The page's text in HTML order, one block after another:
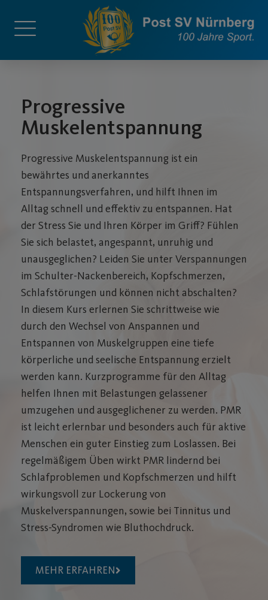
Progressive
Muskelentspannung
Progressive Muskelentspannung ist ein
bewährtes und anerkanntes
Entspannungsverfahren, und hilft Ihnen im
Alltag schnell und effektiv zu entspannen. Hat
der Stress Sie und Ihren Körper im Griff? Fühlen
Sie sich belastet, angespannt, unruhig und
unausgeglichen? Leiden Sie unter Verspannungen
im Schulter-Nackenbereich, Kopfschmerzen,
Schlafstörungen und können nicht abschalten?
In diesem Kurs erlernen Sie schrittweise wie
durch den Wechsel von Anspannen und
Entspannen von Muskelgruppen eine tiefe
körperliche und seelische Entspannung erzielt
werden kann. Kurzprogramme für den Alltag
helfen Ihnen mit Belastungen gelassener
umzugehen und ausgeglichener zu werden. PMR
ist leicht erlernbar und besonders auch für aktive
Menschen ein guter Einstieg zum Loslassen. Bei
regelmäßigem Üben wirkt PMR lindernd bei
Schlafproblemen und Kopfschmerzen und hilft
wirkungsvoll zur Lockerung von
Muskelverspannungen, sowie bei Tinnitus und
Stress-Syndromen wie Bluthochdruck.
MEHR ERFAHREN